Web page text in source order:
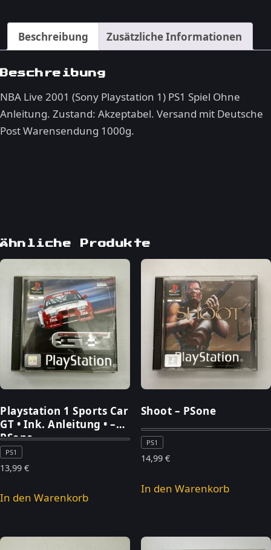
PlayStation
Beschreibung Zusätzliche Informationen
Beschreibung
NBA Live 2001 (Sony Playstation 1) PS1 Spiel Ohne
Anleitung. Zustand: Akzeptabel. Versand mit Deutsche
Post Warensendung 1000g.
Ähnliche Produkte
Playstation 1 Sports Car
GT • Ink. Anleitung • –
PSone
PS1
13,99 €
In den Warenkorb
Shoot – PSone
PS1
14,99 €
In den Warenkorb